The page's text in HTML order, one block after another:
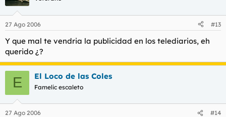
27 Ago 2006 #13
Y que mal te vendria la publicidad en los telediarios, eh
querido ¿?
E El Loco de las Coles
Famelic escaleto
27 Ago 2006 #14